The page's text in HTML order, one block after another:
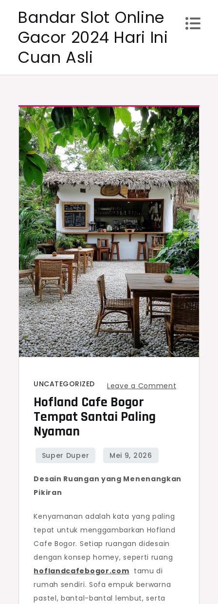
content
Bandar Slot Online
Gacor 2024 Hari Ini
Cuan Asli
UNCATEGORIZED Leave a Comment
Nyaman
Hofland Cafe Bogor
Tempat Santai Paling
Nyaman
Desain Ruangan yang Menenangkan
Pikiran
Kenyamanan adalah kata yang paling
tepat untuk menggambarkan Hofland
Cafe Bogor. Setiap ruangan didesain
dengan konsep homey, seperti ruang
hoflandcafebogor.com tamu di
rumah sendiri. Sofa empuk berwarna
pastel, bantal-bantal lembut, serta